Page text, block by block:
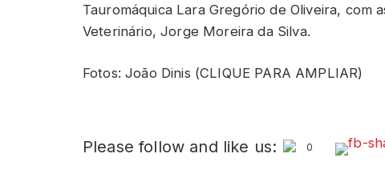
Tauromáquica Lara Gregório de Oliveira, com
Veterinário, Jorge Moreira da Silva.
Fotos: João Dinis (CLIQUE PARA AMPLIAR)
Please follow and like us: 0